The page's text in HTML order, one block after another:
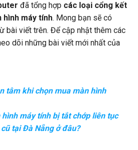
đã tổng hợp các loại cổng kết
hình máy tính. Mong bạn sẽ có
bài viết trên. Để cập nhật thêm các
dõi những bài viết mới nhất của
tâm khi chọn mua màn hình
máy tính bị tắt chớp liên tục
tại Đà Nẵng ở đâu?